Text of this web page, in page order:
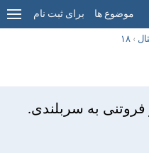
موضوع ها برای ثبت نام
›۱۸
به سربلندی.